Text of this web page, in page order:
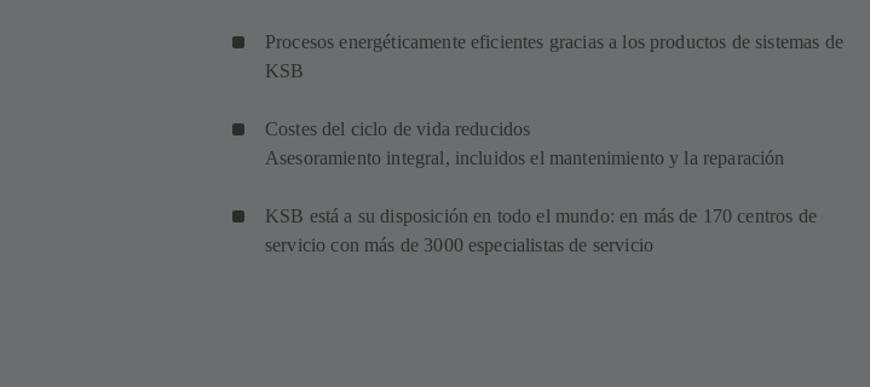
Procesos energéticamente eficientes gracias a los productos de sistemas de
KSB
Costes del ciclo de vida reducidos
Asesoramiento integral, incluidos el mantenimiento y la reparación
KSB está a su disposición en todo el mundo: en más de 170 centros de
servicio con más de 3000 especialistas de servicio